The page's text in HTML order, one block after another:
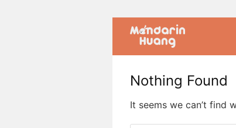
Nothing Found
It seems we can’t find